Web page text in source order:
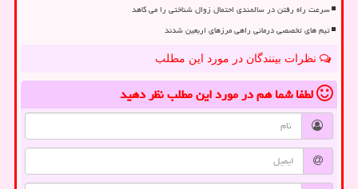
سرعت راه رفتن در سالمندی احتمال زوال شناختی را می کاهد
تیم های تخصصی درمانی راهی مرزهای اربعین شدند
نظرات بینندگان در مورد این مطلب
لطفا شما همدر مورد این مطلبنظر دهید